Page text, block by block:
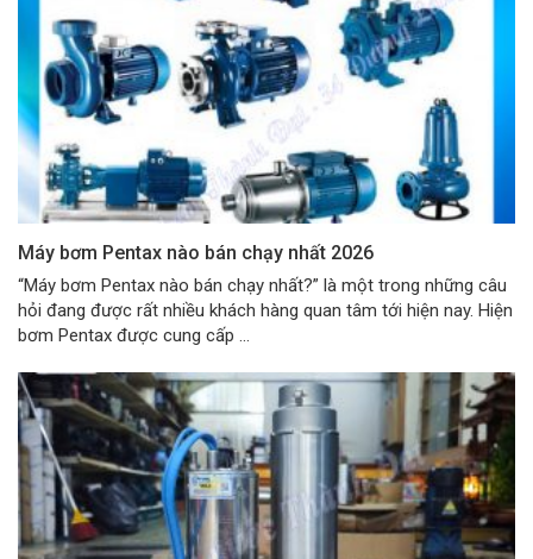
Máy bơm Pentax nào bán chạy nhất 2026
“Máy bơm Pentax nào bán chạy nhất?” là một trong những câu
hỏi đang được rất nhiều khách hàng quan tâm tới hiện nay. Hiện
bơm Pentax được cung cấp ...